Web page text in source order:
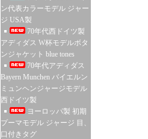
ン代表カラーモデル ジャー
ジ USA製
70年代西ドイツ製
アディダス W杯モデルボタ
ンジャケット blue tones
70年代アディダス
Bayern Munchen バイエルン
ミュンヘンジャージモデル
西ドイツ製
ヨーロッパ製 初期
プーマモデル ジャージ 目、
口付きタグ